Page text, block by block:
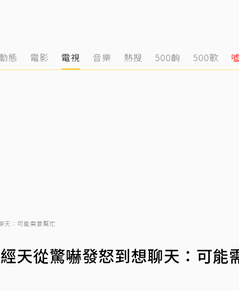
態 電影 電視 音樂 熱搜 500齣 500歌
天：可能需要幫忙
天從驚嚇發怒到想聊天：可能